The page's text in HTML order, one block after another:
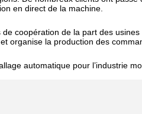
en direct de la machine.
coopération de la part des
organise la production des
automatique pour l’industrie